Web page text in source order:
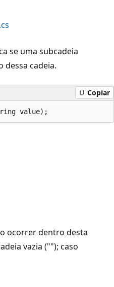
se uma subcadeia
dessa cadeia.
Copiar
value);
ocorrer dentro desta
vazia (""); caso